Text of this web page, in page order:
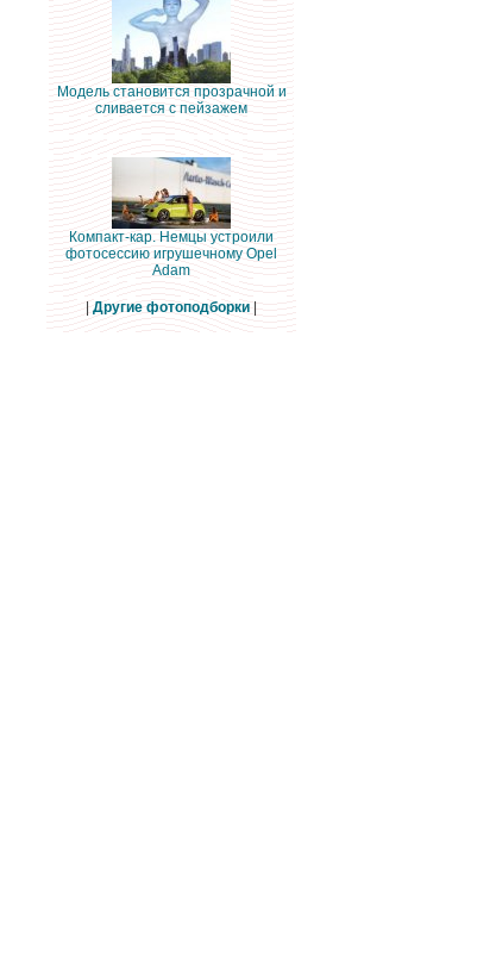
Модель становится прозрачной и
сливается с пейзажем
Компакт-кар. Немцы устроили
фотосессию игрушечному Opel
Adam
Другие фотоподборки